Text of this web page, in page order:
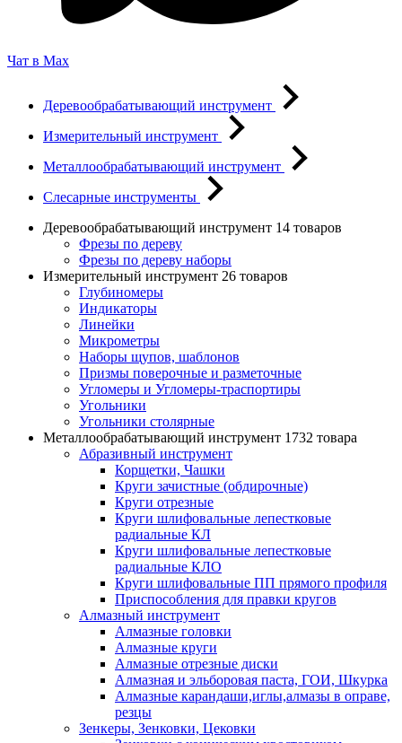
Чат в Max
Деревообрабатывающий инструмент
Измерительный инструмент
Металлообрабатывающий инструмент
Слесарные инструменты
Деревообрабатывающий инструмент 14 товаров
Фрезы по дереву
Фрезы по дереву наборы
Измерительный инструмент 26 товаров
Глубиномеры
Индикаторы
Линейки
Микрометры
Наборы щупов, шаблонов
Призмы поверочные и разметочные
Угломеры и Угломеры-траспортиры
Угольники
Угольники столярные
Металлообрабатывающий инструмент 1732 товара
Абразивный инструмент
Корщетки, Чашки
Круги зачистные (обдирочные)
Круги отрезные
Круги шлифовальные лепестковые
радиальные КЛ
Круги шлифовальные лепестковые
радиальные КЛО
Круги шлифовальные ПП прямого профиля
Приспособления для правки кругов
Алмазный инструмент
Алмазные головки
Алмазные круги
Алмазные отрезные диски
Алмазная и эльборовая паста, ГОИ, Шкурка
Алмазные карандаши,иглы,алмазы в оправе,
резцы
Зенкеры, Зенковки, Цековки